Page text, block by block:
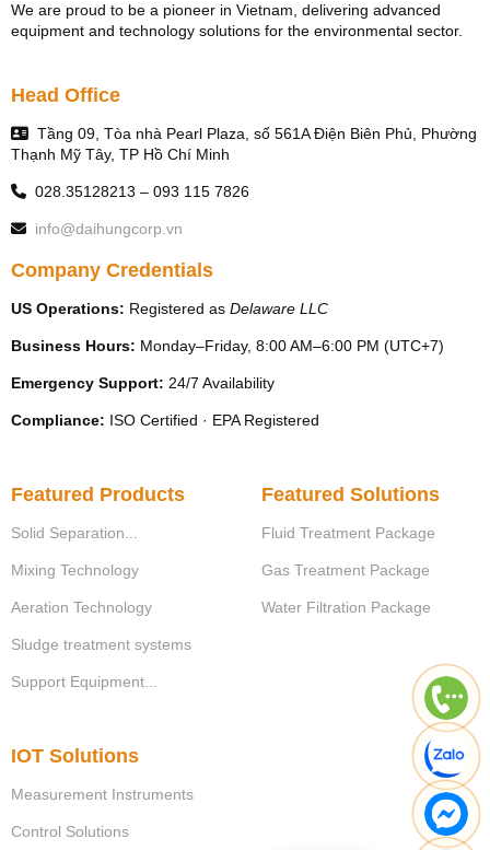
We are proud to be a pioneer in Vietnam, delivering advanced
equipment and technology solutions for the environmental sector.
Head Office
Tầng 09, Tòa nhà Pearl Plaza, số 561A Điện Biên Phủ, Phường
Thạnh Mỹ Tây, TP Hồ Chí Minh
028.35128213 – 093 115 7826
info@daihungcorp.vn
Company Credentials
US Operations: Registered as Delaware LLC
Business Hours: Monday–Friday, 8:00 AM–6:00 PM (UTC+7)
Emergency Support: 24/7 Availability
Compliance: ISO Certified · EPA Registered
Featured Products
Solid Separation...
Mixing Technology
Aeration Technology
Sludge treatment systems
Support Equipment...
Featured Solutions
Fluid Treatment Package
Gas Treatment Package
Water Filtration Package
IOT Solutions
Measurement Instruments
Control Solutions